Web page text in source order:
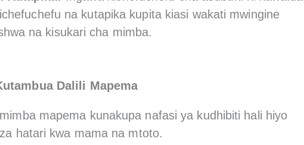
na kutapika kupita kiasi wakati mwingine
na kisukari cha mimba.
Dalili Mapema
mapema kunakupa nafasi ya kudhibiti hali hiyo
hatari kwa mama na mtoto.